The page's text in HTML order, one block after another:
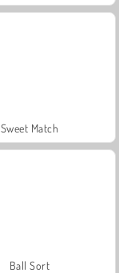
Sweet Match
Ball Sort